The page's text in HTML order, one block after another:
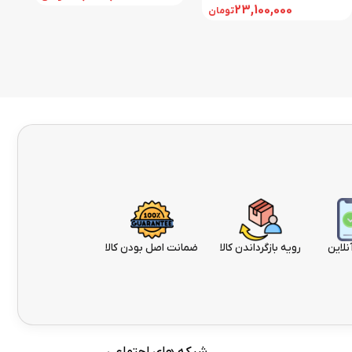
23,100,000تومان
رویه بازگرداندن کالا ضمانت اصل بودن کالا